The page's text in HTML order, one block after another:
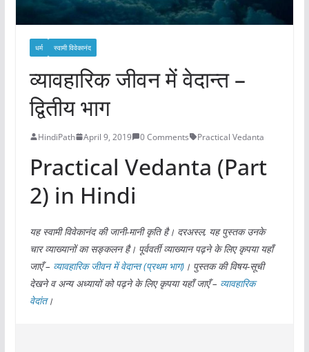
धर्म स्वामी विवेकानंद
व्यावहारिक जीवन में वेदान्त –
द्वितीय भाग
HindiPath April 9, 2019 0 Comments Practical Vedanta
Practical Vedanta (Part
2) in Hindi
यह स्वामी विवेकानंद की जानी-मानी कृति है। दरअस्ल, यह पुस्तक उनके
चार व्याख्यानों का सङ्कलन है। पूर्ववर्ती व्याख्यान पढ़ने के लिए कृपया यहाँ
जाएँ – व्यावहारिक जीवन में वेदान्त (प्रथम भाग)। पुस्तक की विषय-सूची
देखने व अन्य अध्यायों को पढ़ने के लिए कृपया यहाँ जाएँ – व्यावहारिक
वेदांत।